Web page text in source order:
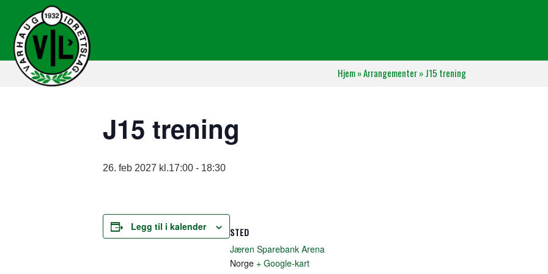
Hjem»Arrangementer»J15 trening
J15 trening
26. feb 2027 kl.17:00 - 18:30
Legg til i kalender STED
Jæren Sparebank Arena
Norge + Google-kart